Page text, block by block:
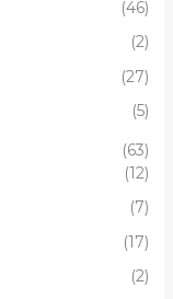
(46)
(2)
(27)
(5)
(63)
(12)
(7)
(17)
(2)